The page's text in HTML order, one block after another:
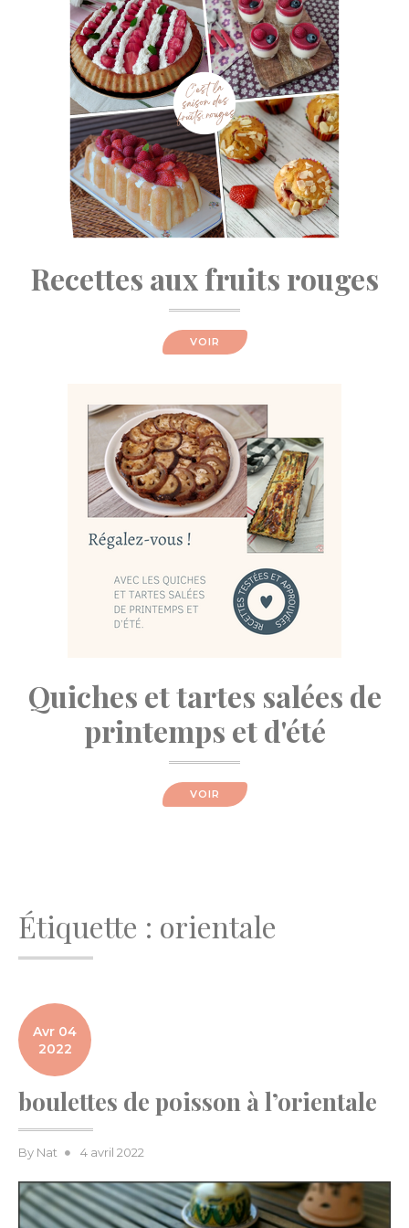
Recettes aux fruits rouges
VOIR
Quiches et tartes salées de
printemps et d'été
VOIR
Étiquette : orientale
Avr 04
2022
boulettes de poisson à l’orientale
By Nat
Posted
4 avril 2022